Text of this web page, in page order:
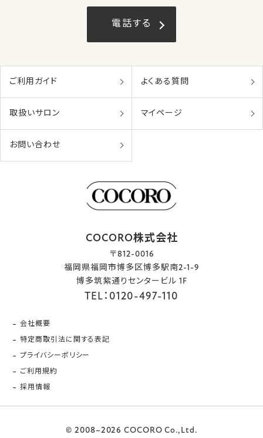
電話する
ご利用ガイド よくある質問
取扱いサロン マイページ
お問い合わせ
COCORO株式会社
〒812-0016
福岡県福岡市博多区博多駅南2-1-9
博多筑紫通りセンタービル 1F
TEL：0120-497-110
会社概要
特定商取引法に関する表記
プライバシーポリシー
ご利用規約
採用情報
© 2008–2026 COCORO Co.,Ltd.